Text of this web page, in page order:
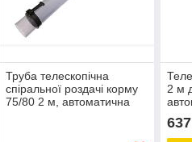
Труба телескопічна
спіральної роздачі корму
75/80 2 м, автоматична
2 м